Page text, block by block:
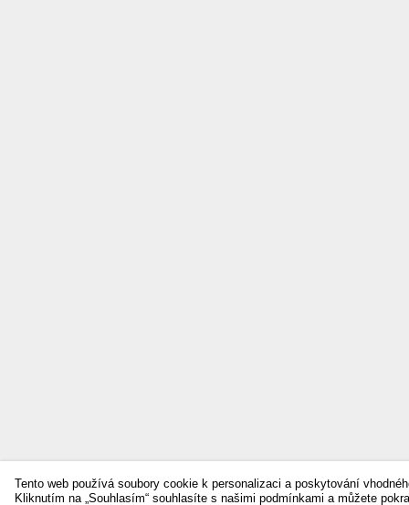
Tento web používá soubory cookie k personalizaci a poskytování
Kliknutím na „Souhlasím“ souhlasíte s našimi podmínkami a můžete